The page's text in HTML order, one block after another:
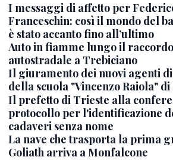
I messaggi di affetto per
Franceschin: così il mondo del
è stato accanto fino all’ultimo
Auto in fiamme lungo il raccordo
autostradale a Trebiciano
Il giuramento dei nuovi agenti
della scuola "Vincenzo Raiola"
Il prefetto di Trieste alla
protocollo per l'identificazione
cadaveri senza nome
La nave che trasporta la prima
Goliath arriva a Monfalcone